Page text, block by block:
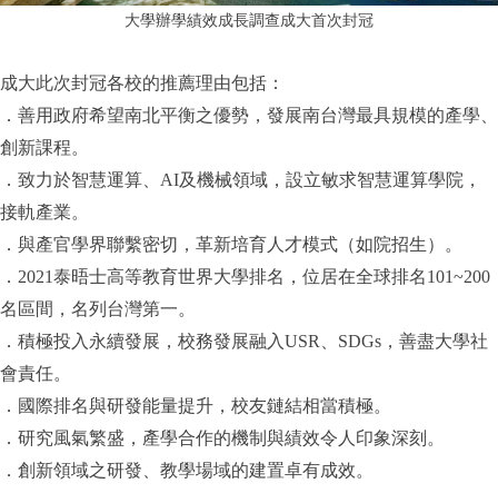
大學辦學績效成長調查成大首次封冠
成大此次封冠各校的推薦理由包括：
．善用政府希望南北平衡之優勢，發展南台灣最具規模的產學、
創新課程。
．致力於智慧運算、AI及機械領域，設立敏求智慧運算學院，
接軌產業。
．與產官學界聯繫密切，革新培育人才模式（如院招生）。
．2021泰晤士高等教育世界大學排名，位居在全球排名101~200
名區間，名列台灣第一。
．積極投入永續發展，校務發展融入USR、SDGs，善盡大學社
會責任。
．國際排名與研發能量提升，校友鏈結相當積極。
．研究風氣繁盛，產學合作的機制與績效令人印象深刻。
．創新領域之研發、教學場域的建置卓有成效。